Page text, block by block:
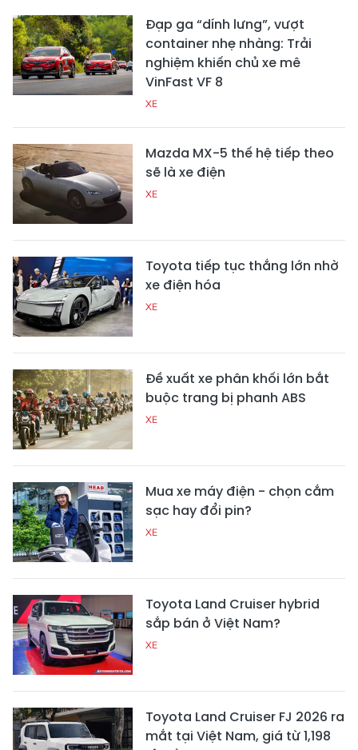
Đạp ga “dính lưng”, vượt
container nhẹ nhàng: Trải
nghiệm khiến chủ xe mê
VinFast VF 8
XE
Mazda MX-5 thế hệ tiếp theo
sẽ là xe điện
XE
Toyota tiếp tục thắng lớn nhờ
xe điện hóa
XE
Đề xuất xe phân khối lớn bắt
buộc trang bị phanh ABS
XE
Mua xe máy điện - chọn cắm
sạc hay đổi pin?
XE
Toyota Land Cruiser hybrid
sắp bán ở Việt Nam?
XE
Toyota Land Cruiser FJ 2026 ra
mắt tại Việt Nam, giá từ 1,198